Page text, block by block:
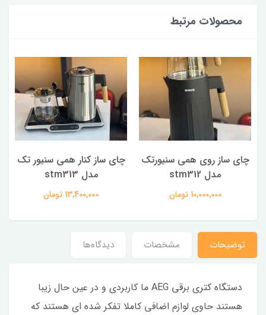
محصولات مرتبط
چای ساز روی همی سنیورتک
مدل stm312
10,000,000 تومان
چای ساز کنار همی سنیور تک
مدل stm313
13,400,000 تومان
توضیحات مشخصات دیدگاه‌ها
دستگاه کتری برقی AEG ما کاربردی و در عین حال زیبا
هستند حاوی لوازم اضافی کاملا تفکر شده ای هستند که